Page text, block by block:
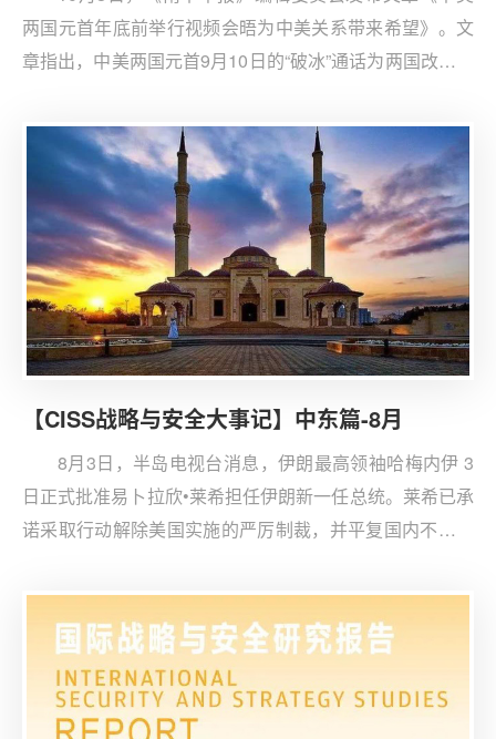
两国元首年底前举行视频会晤为中美关系带来希望》。文
章指出，中美两国元首9月10日的“破冰”通话为两国改善关
【CISS战略与安全大事记】中东篇-8月
8月3日，半岛电视台消息，伊朗最高领袖哈梅内伊 3
日正式批准易卜拉欣•莱希担任伊朗新一任总统。莱希已承
诺采取行动解除美国实施的严厉制裁，并平复国内不满情
莱希表示尽管美国在三年前单方面退出了伊核协议，但他
将继续谈判，以恢复伊朗 2015 年与世界大国达成的核协
议。